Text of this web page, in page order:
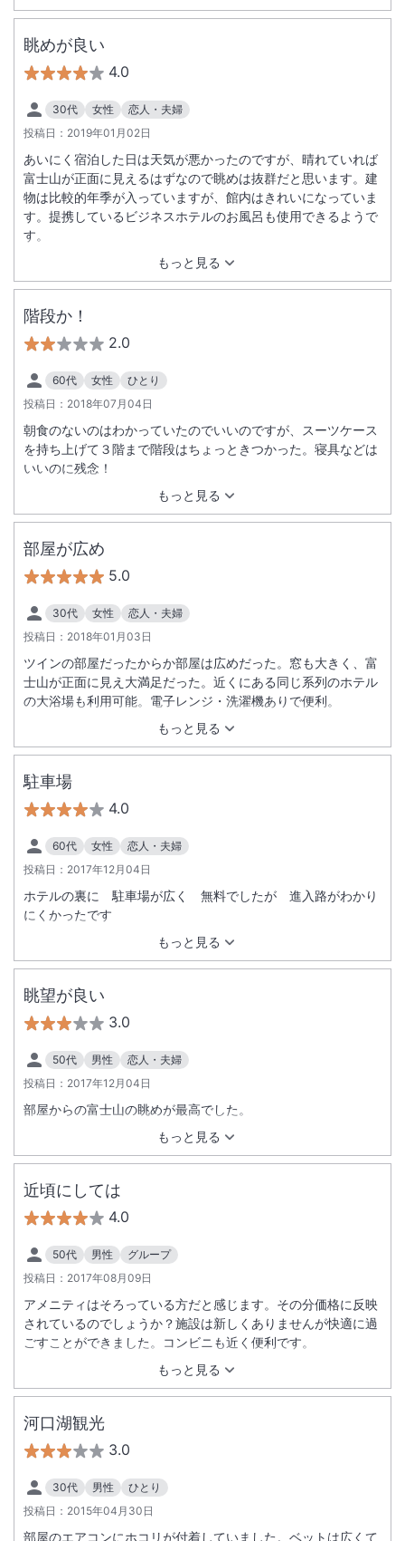
眺めが良い
4.0
30代 女性
恋人・夫婦
投稿日： 2019年01月02日
もっと見る
あいにく宿泊した日は天気が悪かったのですが、晴れていれば
富士山が正面に見えるはずなので眺めは抜群だと思います。建
物は比較的年季が入っていますが、館内はきれいになっていま
す。提携しているビジネスホテルのお風呂も使用できるようで
す。
階段か！
2.0
60代 女性
ひとり
投稿日： 2018年07月04日
もっと見る
朝食のないのはわかっていたのでいいのですが、スーツケース
を持ち上げて３階まで階段はちょっときつかった。寝具などは
いいのに残念！
部屋が広め
5.0
30代 女性
恋人・夫婦
投稿日： 2018年01月03日
もっと見る
ツインの部屋だったからか部屋は広めだった。窓も大きく、富
士山が正面に見え大満足だった。近くにある同じ系列のホテル
の大浴場も利用可能。電子レンジ・洗濯機ありで便利。
駐車場
4.0
60代 女性
恋人・夫婦
投稿日： 2017年12月04日
もっと見る
ホテルの裏に 駐車場が広く 無料でしたが 進入路がわかり
にくかったです
眺望が良い
3.0
50代 男性
恋人・夫婦
投稿日： 2017年12月04日
もっと見る
部屋からの富士山の眺めが最高でした。
近頃にしては
4.0
50代 男性
グループ
投稿日： 2017年08月09日
もっと見る
アメニティはそろっている方だと感じます。その分価格に反映
されているのでしょうか？施設は新しくありませんが快適に過
ごすことができました。コンビニも近く便利です。
河口湖観光
3.0
30代 男性
ひとり
投稿日： 2015年04月30日
部屋のエアコンにホコリが付着していました。ベットは広くて